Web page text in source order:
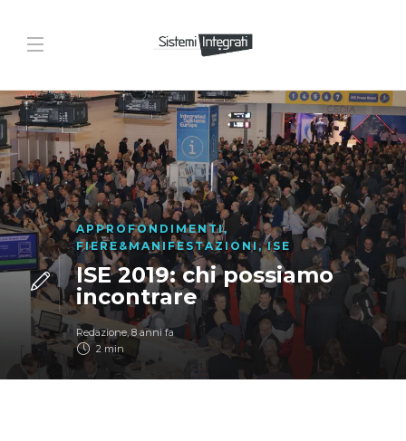
APPROFONDIMENTI,
FIERE&MANIFESTAZIONI ,ISE
ISE 2019: chi possiamo
incontrare
Redazione, 8 anni fa
2 min